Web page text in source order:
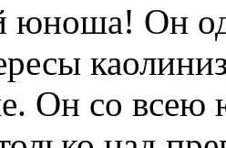
юноша! Он
Он со